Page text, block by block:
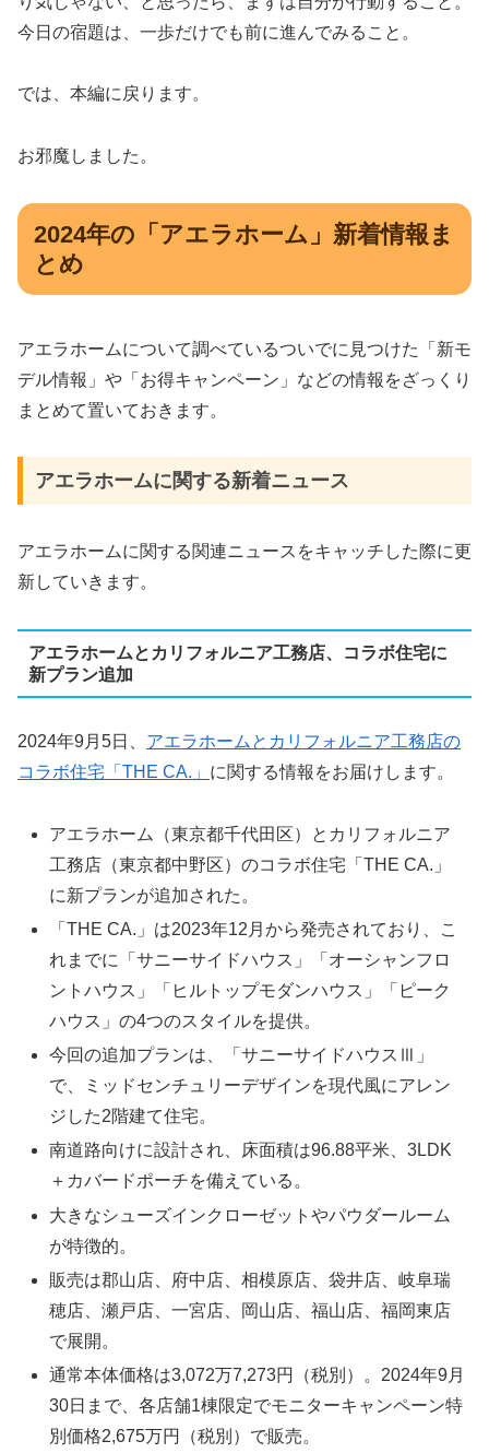
今日の宿題は、一歩だけでも前に進んでみること。
では、本編に戻ります。
お邪魔しました。
2024年の「アエラホーム」新着情報ま
とめ
アエラホームについて調べているついでに見つけた「新モ
デル情報」や「お得キャンペーン」などの情報をざっくり
まとめて置いておきます。
アエラホームに関する新着ニュース
アエラホームに関する関連ニュースをキャッチした際に更
新していきます。
アエラホームとカリフォルニア工務店、コラボ住宅に
新プラン追加
2024年9月5日、 アエラホームとカリフォルニア工務店の
コラボ住宅「THE CA.」 に関する情報をお届けします。
アエラホーム（東京都千代田区）とカリフォルニア
工務店（東京都中野区）のコラボ住宅「THE CA.」
に新プランが追加された。
「THE CA.」は2023年12月から発売されており、こ
れまでに「サニーサイドハウス」「オーシャンフロ
ントハウス」「ヒルトップモダンハウス」「ピーク
ハウス」の4つのスタイルを提供。
今回の追加プランは、「サニーサイドハウスⅢ」
で、ミッドセンチュリーデザインを現代風にアレン
ジした2階建て住宅。
南道路向けに設計され、床面積は96.88平米、3LDK
＋カバードポーチを備えている。
大きなシューズインクローゼットやパウダールーム
が特徴的。
販売は郡山店、府中店、相模原店、袋井店、岐阜瑞
穂店、瀬戸店、一宮店、岡山店、福山店、福岡東店
で展開。
通常本体価格は3,072万7,273円（税別）。2024年9月
30日まで、各店舗1棟限定でモニターキャンペーン特
別価格2,675万円（税別）で販売。